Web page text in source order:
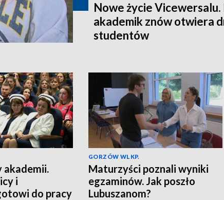
Nowe życie
akademik znów otwiera
studentów
akademii.
i
do pracy
GORZÓW WLKP.
Maturzyści poznali wyniki
egzaminów. Jak poszło
Lubuszanom?